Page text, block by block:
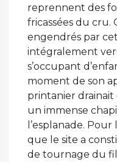
reprennent des
fricassées du cru.
engendrés par
intégralement
s’occupant
moment de son
printanier drainait
un immense
l’esplanade.
que le site a
de tournage du